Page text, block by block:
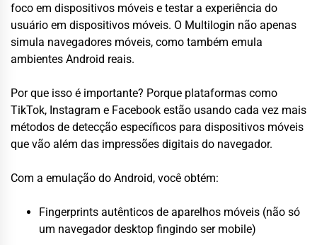
foco em dispositivos móveis e testar a experiência do
usuário em dispositivos móveis. O Multilogin não apenas
simula navegadores móveis, como também emula
ambientes Android reais.
Por que isso é importante? Porque plataformas como
TikTok, Instagram e Facebook estão usando cada vez mais
métodos de detecção específicos para dispositivos móveis
que vão além das impressões digitais do navegador.
Com a emulação do Android, você obtém:
Fingerprints autênticos de aparelhos móveis (não só
um navegador desktop fingindo ser mobile)